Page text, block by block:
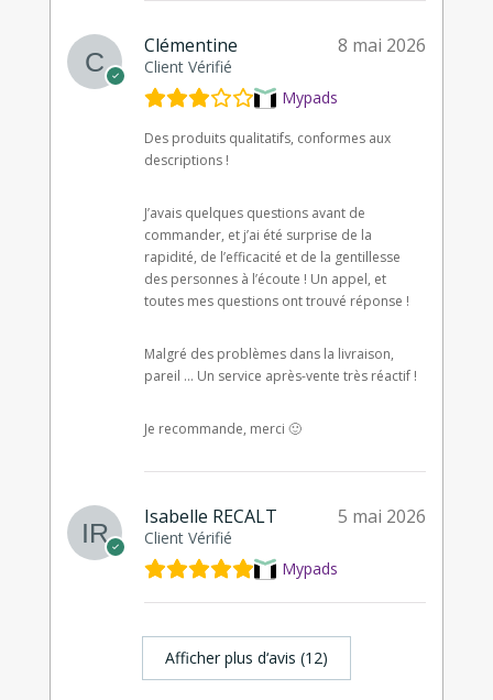
Clémentine
Client Vérifié
8 mai 2026
Mypads
Des produits qualitatifs, conformes aux
descriptions !
J’avais quelques questions avant de
commander, et j’ai été surprise de la
rapidité, de l’efficacité et de la gentillesse
des personnes à l’écoute ! Un appel, et
toutes mes questions ont trouvé réponse !
Malgré des problèmes dans la livraison,
pareil … Un service après-vente très réactif !
Je recommande, merci 🙂
Isabelle RECALT
Client Vérifié
5 mai 2026
Mypads
Afficher plus d‘avis (12)